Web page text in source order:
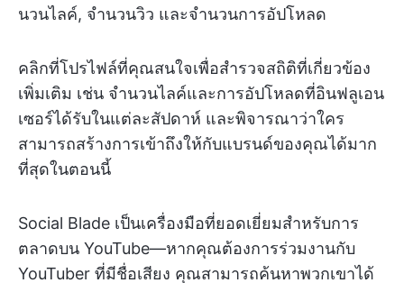
นวนไลค์, จำนวนวิว และจำนวนการอัปโหลด
คลิกที่โปรไฟล์ที่คุณสนใจเพื่อสำรวจสถิติที่เกี่ยวข้อง
เพิ่มเติม เช่น จำนวนไลค์และการอัปโหลดที่อินฟลูเอน
เซอร์ได้รับในแต่ละสัปดาห์ และพิจารณาว่าใคร
สามารถสร้างการเข้าถึงให้กับแบรนด์ของคุณได้มาก
ที่สุดในตอนนี้
Social Blade เป็นเครื่องมือที่ยอดเยี่ยมสำหรับการ
ตลาดบน YouTube—หากคุณต้องการร่วมงานกับ
YouTuber ที่มีชื่อเสียง คุณสามารถค้นหาพวกเขาได้